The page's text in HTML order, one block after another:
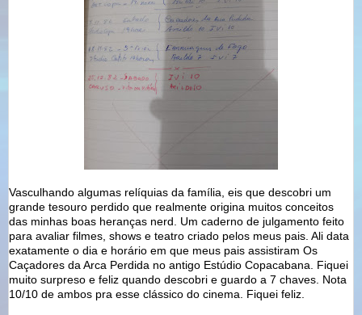
Vasculhando algumas relíquias da família, eis que descobri um
grande tesouro perdido que realmente origina muitos conceitos
das minhas boas heranças nerd. Um caderno de julgamento feito
para avaliar filmes, shows e teatro criado pelos meus pais. Ali data
exatamente o dia e horário em que meus pais assistiram Os
Caçadores da Arca Perdida no antigo Estúdio Copacabana. Fiquei
muito surpreso e feliz quando descobri e guardo a 7 chaves. Nota
10/10 de ambos pra esse clássico do cinema. Fiquei feliz.